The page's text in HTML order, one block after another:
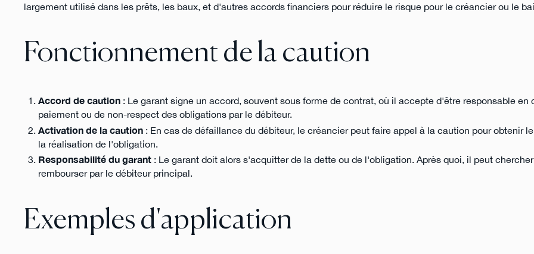
largement utilisé dans les prêts, les baux, et d'autres accords financiers pour réduire le risque pour le créancier ou le
Fonctionnement de la caution
Accord de caution: Le garant signe un accord, souvent sous forme de contrat, où il accepte d'être responsable en
paiement ou de non-respect des obligations par le débiteur.
Activation de la caution: En cas de défaillance du débiteur, le créancier peut faire appel à la caution pour obtenir
la réalisation de l'obligation.
Responsabilité du garant: Le garant doit alors s'acquitter de la dette ou de l'obligation. Après quoi, il peut
rembourser par le débiteur principal.
Exemples d'application